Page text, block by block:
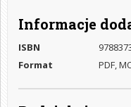
Informacje
ISBN
Format
PDF,